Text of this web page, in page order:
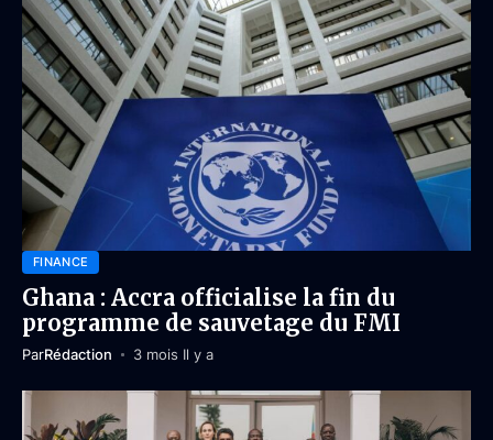
FINANCE
Ghana : Accra officialise la fin du
programme de sauvetage du FMI
ParRédaction 3 mois Il y a